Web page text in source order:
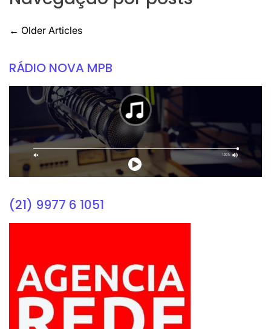
← Older Articles
RÁDIO NOVA MPB
(21) 9977 6 1051